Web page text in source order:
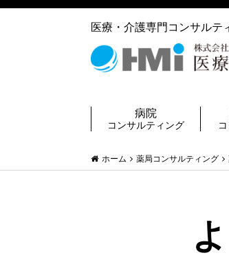
医療・介護専門コンサルテ
病院
コンサルティング
ホーム 薬局コンサルティング